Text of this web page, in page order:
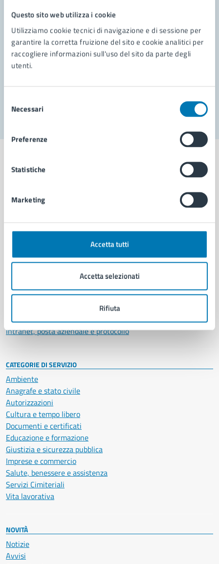
Questo sito web utilizza i cookie
Utilizziamo cookie tecnici di navigazione e di sessione per
garantire la corretta fruizione del sito e cookie analitici per
raccogliere informazioni sull'uso del sito da parte degli
utenti.
delNecessari
Preferenze
Statistiche
Marketing
Accetta tutti
Accetta selezionati
Rifiuta
Leggi le domande frequenti
Richiedi assistenza
Prenota appuntamento
Municipalità
Politici
Documenti e dati
Intranet, posta aziendale e protocollo
CATEGORIE DI SERVIZIO
Ambiente
Anagrafe e stato civile
Autorizzazioni
Cultura e tempo libero
Documenti e certificati
Educazione e formazione
Giustizia e sicurezza pubblica
Imprese e commercio
Salute, benessere e assistenza
Servizi Cimiteriali
Vita lavorativa
NOVITÀ
Notizie
Avvisi